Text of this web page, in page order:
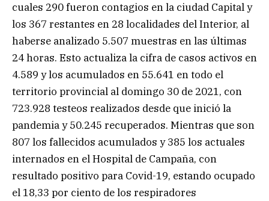
cuales 290 fueron contagios en la ciudad Capital y
los 367 restantes en 28 localidades del Interior, al
haberse analizado 5.507 muestras en las últimas
24 horas. Esto actualiza la cifra de casos activos en
4.589 y los acumulados en 55.641 en todo el
territorio provincial al domingo 30 de 2021, con
723.928 testeos realizados desde que inició la
pandemia y 50.245 recuperados. Mientras que son
807 los fallecidos acumulados y 385 los actuales
internados en el Hospital de Campaña, con
resultado positivo para Covid-19, estando ocupado
el 18,33 por ciento de los respiradores